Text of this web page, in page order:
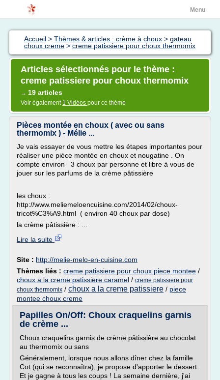
Menu
Accueil > Thèmes & articles : crème à choux > gateau
choux creme > creme patissiere pour choux thermomix
Articles sélectionnés pour le thème :
creme patissiere pour choux thermomix
→ 19 articles
Voir également 1 Vidéos pour ce thème
Pièces montée en choux ( avec ou sans
thermomix ) - Mélie ...
Je vais essayer de vous mettre les étapes importantes pour
réaliser une pièce montée en choux et nougatine . On
compte environ 3 choux par personne et libre à vous de
jouer sur les parfums de la crème pâtissière
les choux :
http://www.meliemeloencuisine.com/2014/02/choux-
tricot%C3%A9.html ( environ 40 choux par dose)
la crème pâtissière : ...
Lire la suite
Site : http://melie-melo-en-cuisine.com
Thèmes liés : creme patissiere pour choux piece montee /
choux a la creme patissiere caramel / creme patissiere pour
choux thermomix / choux a la creme patissiere / piece
montee choux creme
Papilles On/Off: Choux craquelins garnis
de crème ...
Choux craquelins garnis de crème pâtissière au chocolat
au thermomix ou sans
Généralement, lorsque nous allons dîner chez la famille
Cot (qui se reconnaîtra), je propose d'apporter le dessert.
Et je gagne à tous les coups ! La semaine dernière, j'ai